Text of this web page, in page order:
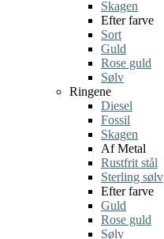
Skagen
Efter farve
Sort
Guld
Rose guld
Sølv
Ringene
Diesel
Fossil
Skagen
Af Metal
Rustfrit stål
Sterling sølv
Efter farve
Guld
Rose guld
Sølv